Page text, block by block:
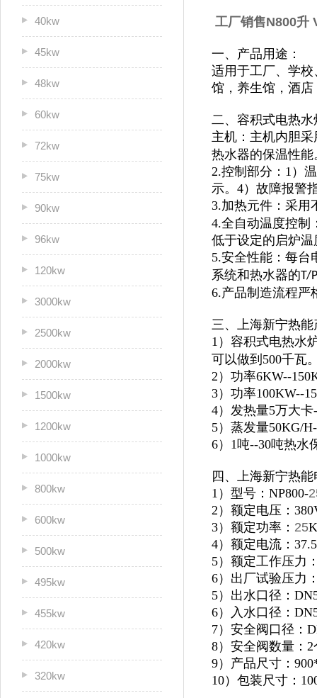
40kw
45kw
48kw
60kw
72kw
75kw
90kw
96kw
120kw
3000kw
2500kw
2000kw
1500kw
1200kw
1000kw
800kw
600kw
500kw
495kw
455kw
420kw
320kw
工厂销售N800升
一、产品用途：
适用于工厂、学
馆， 养生馆，酒
二、容积式电热
主机：主机内胆
热水器的保温性能
2.控制部分：1）
示。4）故障报警
3.加热元件：采用
4.全自动温度控制
低于设定的启炉
5.安全性能：每台
系统和热水器的T/P
6.产品制造流程严
三、上海新宁热
1）容积式电热水
可以做到500千瓦
2）功率6KW--
3）功率100KW--
4）发热量5万大
5）蒸发量50KG/
6）1吨--30吨热水
四、上海新宁热
1）型号：NP800-
2）额定电压：
3）额定功率： 25
4）额定电流：
5）额定工作压力
6）出厂试验压力
5）出水口径：
6）入水口径：
7）安全阀口径：
8）安全阀数量：2
9）产品尺寸：
10）包装尺寸：